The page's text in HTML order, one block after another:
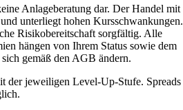
Anlageberatung dar. Der Handel mit
unterliegt hohen Kursschwankungen.
Risikobereitschaft sorgfältig. Alle
hängen von Ihrem Status sowie dem
gemäß den AGB ändern.
der jeweiligen Level-Up-Stufe. Spreads